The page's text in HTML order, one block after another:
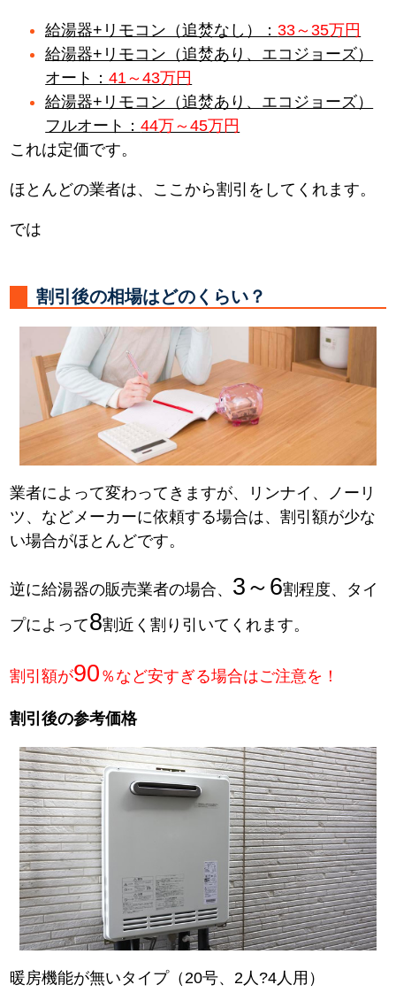
給湯器+リモコン（追焚なし）：33～35万円
給湯器+リモコン（追焚あり、エコジョーズ）
オート：41～43万円
給湯器+リモコン（追焚あり、エコジョーズ）
フルオート：44万～45万円
これは定価です。
ほとんどの業者は、ここから割引をしてくれます。
では
割引後の相場はどのくらい？
業者によって変わってきますが、リンナイ、ノーリ
ツ、などメーカーに依頼する場合は、割引額が少な
い場合がほとんどです。
逆に給湯器の販売業者の場合、 3～6割程度、タイ
プによって8割近く割り引いてくれます。
割引額が90 ％など安すぎる場合はご注意を！
割引後の参考価格
暖房機能が無いタイプ（20号、2人?4人用）